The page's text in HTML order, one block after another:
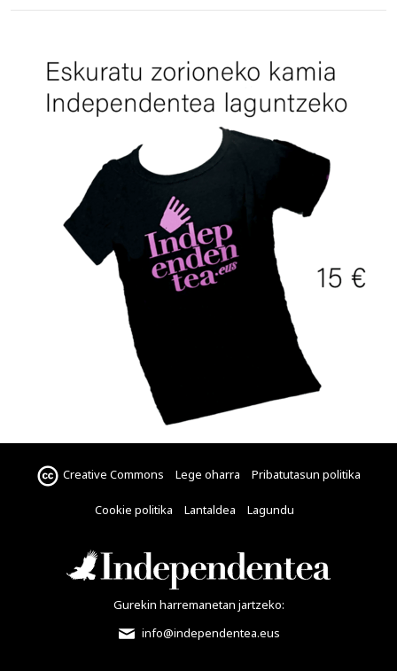
Creative Commons Lege oharra Pribatutasun politika
Cookie politika Lantaldea Lagundu
Gurekin harremanetan jartzeko:
info@independentea.eus